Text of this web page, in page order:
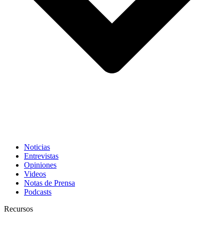
Noticias
Entrevistas
Opiniones
Videos
Notas de Prensa
Podcasts
Recursos